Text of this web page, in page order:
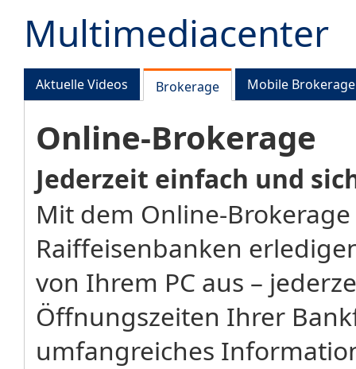
Multimediacenter
Aktuelle Videos Brokerage Mobile Brokerage
Online-Brokerage
Jederzeit einfach und
Mit dem Online-
Raiffeisenbanken
von Ihrem PC aus –
Öffnungszeiten Ihrer
umfangreiches